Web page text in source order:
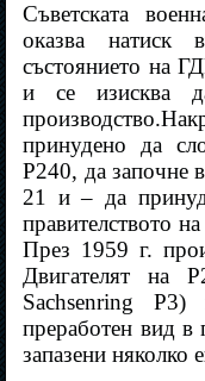
Съветската
оказва натиск
състоянието на
и се изисква
принудено да
P240, да започне
21 и – да
правителството
През 1959 г.
Двигателят
Sachsenring
преработен вид в
запазени няколко